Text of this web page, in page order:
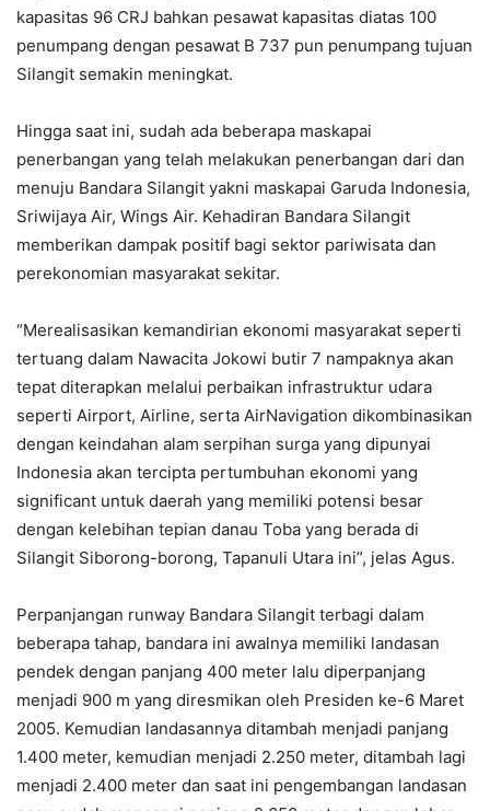
kapasitas 96 CRJ bahkan pesawat kapasitas diatas 100
penumpang dengan pesawat B 737 pun penumpang tujuan
Silangit semakin meningkat.
Hingga saat ini, sudah ada beberapa maskapai
penerbangan yang telah melakukan penerbangan dari dan
menuju Bandara Silangit yakni maskapai Garuda Indonesia,
Sriwijaya Air, Wings Air. Kehadiran Bandara Silangit
memberikan dampak positif bagi sektor pariwisata dan
perekonomian masyarakat sekitar.
“Merealisasikan kemandirian ekonomi masyarakat seperti
tertuang dalam Nawacita Jokowi butir 7 nampaknya akan
tepat diterapkan melalui perbaikan infrastruktur udara
seperti Airport, Airline, serta AirNavigation dikombinasikan
dengan keindahan alam serpihan surga yang dipunyai
Indonesia akan tercipta pertumbuhan ekonomi yang
significant untuk daerah yang memiliki potensi besar
dengan kelebihan tepian danau Toba yang berada di
Silangit Siborong-borong, Tapanuli Utara ini”, jelas Agus.
Perpanjangan runway Bandara Silangit terbagi dalam
beberapa tahap, bandara ini awalnya memiliki landasan
pendek dengan panjang 400 meter lalu diperpanjang
menjadi 900 m yang diresmikan oleh Presiden ke-6 Maret
2005. Kemudian landasannya ditambah menjadi panjang
1.400 meter, kemudian menjadi 2.250 meter, ditambah lagi
menjadi 2.400 meter dan saat ini pengembangan landasan